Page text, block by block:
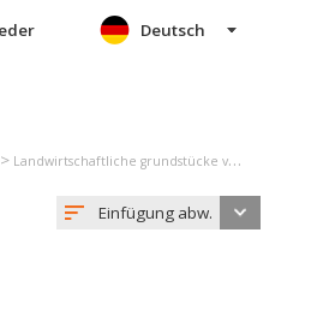
Deutsch
> Landwirtschaftliche grundstücke verkauf (angebot) Papín
Einfügung abw.